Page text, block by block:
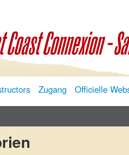
Connexion -
Zugang Officielle